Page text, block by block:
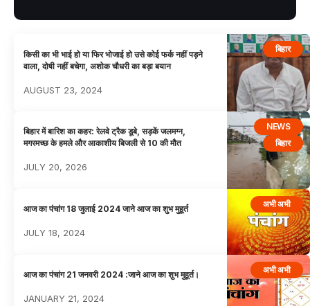
बिहार
किसी का भी भाई हो या फिर भोजाई हो उसे कोई फर्क नहीं पड़ने
वाला, दोषी नहीं बचेगा, अशोक चौधरी का बड़ा बयान
AUGUST 23, 2024
NEWS
बिहार
बिहार में बारिश का कहर: रेलवे ट्रैक डूबे, सड़कें जलमग्न,
मगरमच्छ के हमले और आकाशीय बिजली से 10 की मौत
JULY 20, 2026
अभी अभी
आज का पंचांग 18 जुलाई 2024 जाने आज का शुभ मुहूर्त
JULY 18, 2024
अभी अभी
आज का पंचांग 21 जनवरी 2024 :जाने आज का शुभ मुहूर्त।
JANUARY 21, 2024